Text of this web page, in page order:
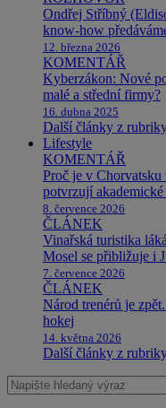
Ondřej Stříbný
know-how
12. března 2026
KOMENTÁŘ
Kyberzákon: Nové
malé a střední firmy?
16. dubna 2025
Další články z
Lifestyle
KOMENTÁŘ
Proč je v
potvrzují akademické
8. července 2026
ČLÁNEK
Vinařská turistika
Mosel se přibližuje i
7. července 2026
ČLÁNEK
Národ trenérů je
hokej
14. května 2026
Další články z